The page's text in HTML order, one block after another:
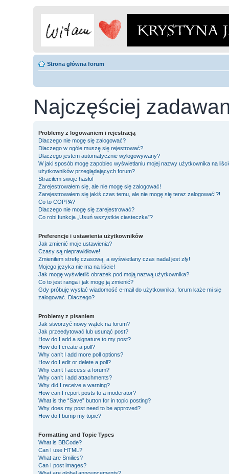
Strona główna forum
Najczęściej
Problemy z logowaniem i rejestracją
Dlaczego nie mogę się zalogować?
Dlaczego w ogóle muszę się rejestrować?
Dlaczego jestem automatycznie wylogowywany?
W jaki sposób mogę zapobiec wyświetlaniu mojej nazwy użytkownika na
użytkowników przeglądających forum?
Straciłem swoje hasło!
Zarejestrowałem się, ale nie mogę się zalogować!
Zarejestrowałem się jakiś czas temu, ale nie mogę się teraz zalogować!?!
Co to COPPA?
Dlaczego nie mogę się zarejestrować?
Co robi funkcja „Usuń wszystkie ciasteczka”?
Preferencje i ustawienia użytkowników
Jak zmienić moje ustawienia?
Czasy są nieprawidłowe!
Zmieniłem strefę czasową, a wyświetlany czas nadal jest zły!
Mojego języka nie ma na liście!
Jak mogę wyświetlić obrazek pod moją nazwą użytkownika?
Co to jest ranga i jak mogę ją zmienić?
Gdy próbuję wysłać wiadomość e-mail do użytkownika, forum każe mi się
zalogować. Dlaczego?
Problemy z pisaniem
Jak stworzyć nowy wątek na forum?
Jak przeedytować lub usunąć post?
How do I add a signature to my post?
How do I create a poll?
Why can’t I add more poll options?
How do I edit or delete a poll?
Why can’t I access a forum?
Why can’t I add attachments?
Why did I receive a warning?
How can I report posts to a moderator?
What is the “Save” button for in topic posting?
Why does my post need to be approved?
How do I bump my topic?
Formatting and Topic Types
What is BBCode?
Can I use HTML?
What are Smilies?
Can I post images?